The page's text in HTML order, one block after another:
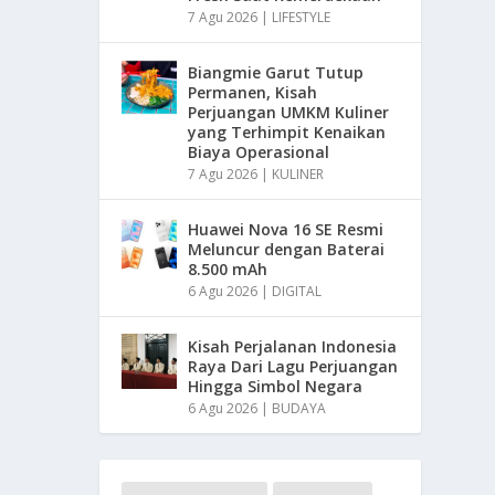
7 Agu 2026 | LIFESTYLE
Biangmie Garut Tutup
Permanen, Kisah
Perjuangan UMKM Kuliner
yang Terhimpit Kenaikan
Biaya Operasional
7 Agu 2026 | KULINER
Huawei Nova 16 SE Resmi
Meluncur dengan Baterai
8.500 mAh
6 Agu 2026 | DIGITAL
Kisah Perjalanan Indonesia
Raya Dari Lagu Perjuangan
Hingga Simbol Negara
6 Agu 2026 | BUDAYA